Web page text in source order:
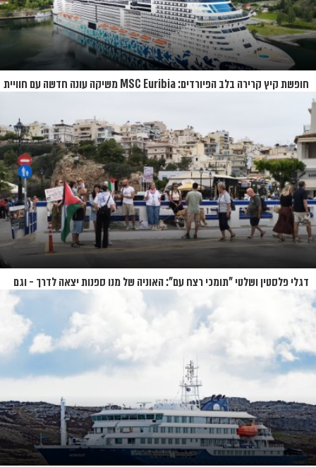
חופשת קיץ קרירה בלב הפיורדים: MSC Euribia משיקה עונה חדשה עם חוויית
דגלי פלסטין ושלטי "תומכי רצח עם": האוניה של מנו ספנות יצאה לדרך - וגם
המחאות